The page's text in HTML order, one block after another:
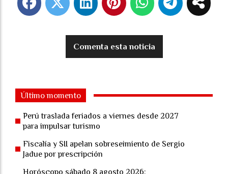
Comenta esta noticia
Último momento
Perú traslada feriados a viernes desde 2027
para impulsar turismo
Fiscalía y SII apelan sobreseimiento de Sergio
Jadue por prescripción
Horóscopo sábado 8 agosto 2026: